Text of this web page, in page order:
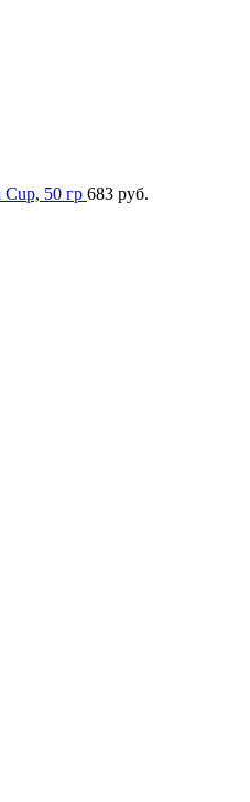
50 гр 683 руб.